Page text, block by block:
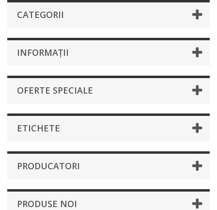
CATEGORII
INFORMAȚII
OFERTE SPECIALE
ETICHETE
PRODUCATORI
PRODUSE NOI